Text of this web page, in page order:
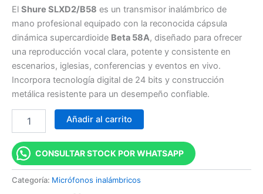
El Shure SLXD2/B58 es un transmisor inalámbrico de
mano profesional equipado con la reconocida cápsula
dinámica supercardioide Beta 58A, diseñado para ofrecer
una reproducción vocal clara, potente y consistente en
escenarios, iglesias, conferencias y eventos en vivo.
Incorpora tecnología digital de 24 bits y construcción
metálica resistente para un desempeño confiable.
Añadir al carrito
CONSULTAR STOCK POR WHATSAPP
Categoría: Micrófonos inalámbricos